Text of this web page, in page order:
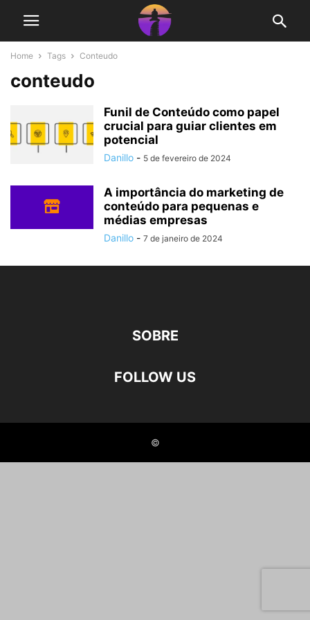
Home Tags Conteudo
conteudo
Funil de Conteúdo como papel
crucial para guiar clientes em
potencial
Danillo - 5 de fevereiro de 2024
A importância do marketing de
conteúdo para pequenas e
médias empresas
Danillo - 7 de janeiro de 2024
SOBRE
FOLLOW US
©